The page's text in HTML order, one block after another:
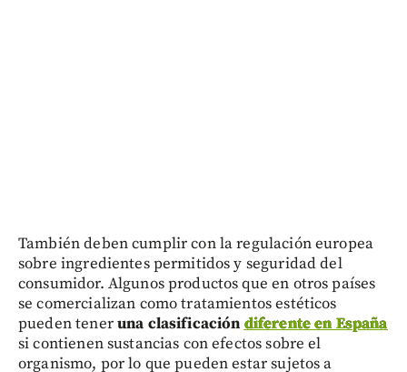
También deben cumplir con la regulación europea
sobre ingredientes permitidos y seguridad del
consumidor. Algunos productos que en otros países
se comercializan como tratamientos estéticos
pueden teneruna clasificación diferente en España
si contienen sustancias con efectos sobre el
organismo, por lo que pueden estar sujetos a